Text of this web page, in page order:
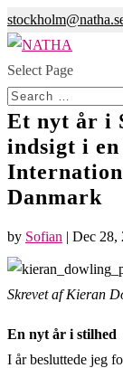
Select Page
Et nyt år i
indsigt i en
Danmark
by Sofian | Dec 28,
Skrevet af Kieran
En nyt år i stilhed
I år besluttede jeg